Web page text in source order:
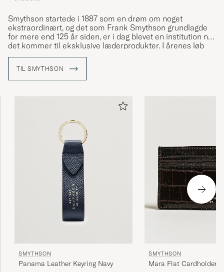
Smythson startede i 1887 som en drøm om noget
ekstraordinært, og det som Frank Smythson grundlagde
for mere end 125 år siden, er i dag blevet en institution når
det kommer til eksklusive læderprodukter. I årenes løb
har man leveret luksuriøse læderprodukter til
Kelly og Winston Churchill. På denne måde har Smythson
sat standarden for en ekstraordinær livsstil baseret på
fra Smythson er skabt via mageløst håndværk og en
perfekt kombination mellem funktion, kvalitet og æstetik.
TIL SMYTHSON
SMYTHSON
Panama Leather Keyring Navy
SMYTHSON
Mara Flat Cardholder